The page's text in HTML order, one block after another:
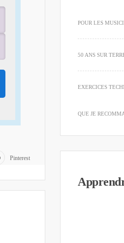
Pinterest
POUR LES
50 ANS SUR
EXERCICES
QUE JE